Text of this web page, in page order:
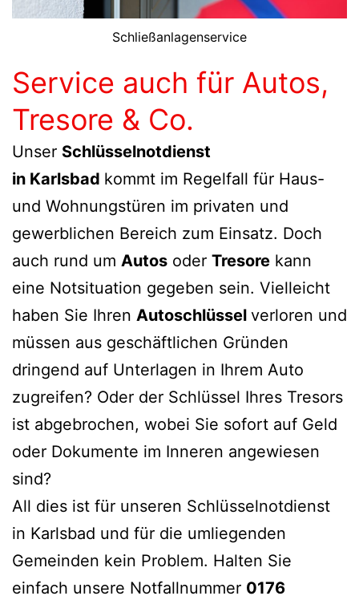
Schließanlagenservice
Service auch für Autos,
Tresore & Co.
Unser Schlüsselnotdienst
in Karlsbad kommt im Regelfall für Haus-
und Wohnungstüren im privaten und
gewerblichen Bereich zum Einsatz. Doch
auch rund um Autos oder Tresore kann
eine Notsituation gegeben sein. Vielleicht
haben Sie Ihren Autoschlüssel verloren und
müssen aus geschäftlichen Gründen
dringend auf Unterlagen in Ihrem Auto
zugreifen? Oder der Schlüssel Ihres Tresors
ist abgebrochen, wobei Sie sofort auf Geld
oder Dokumente im Inneren angewiesen
sind?
All dies ist für unseren Schlüsselnotdienst
in Karlsbad und für die umliegenden
Gemeinden kein Problem. Halten Sie
einfach unsere Notfallnummer 0176